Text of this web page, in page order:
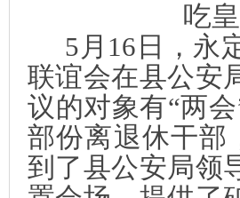
吃
5 月 16 日，永
联谊会在县公安
议的对象有“两
部份离退休干部
到了县公安局领